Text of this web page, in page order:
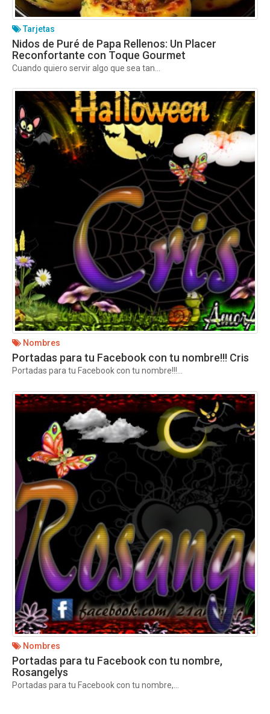
Tarjetas
Nidos de Puré de Papa Rellenos: Un Placer
Reconfortante con Toque Gourmet
Cuando quiero servir algo que sea tan...
Nombres
Portadas para tu Facebook con tu nombre!!! Cris
Portadas para tu Facebook con tu nombre!!!...
Nombres
Portadas para tu Facebook con tu nombre,
Rosangelys
Portadas para tu Facebook con tu nombre,...